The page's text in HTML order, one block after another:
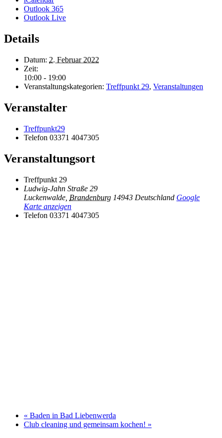
Outlook 365
Outlook Live
Details
Datum: 2. Februar 2022
Zeit:
10:00 - 19:00
Veranstaltungskategorien: Treffpunkt 29, Veranstaltungen
Veranstalter
Treffpunkt29
Telefon 03371 4047305
Veranstaltungsort
Treffpunkt 29
Ludwig-Jahn Straße 29
Luckenwalde Brandenburg 14943 Deutschland Google
Karte anzeigen
Telefon 03371 4047305
« Baden in Bad Liebenwerda
Club cleaning und gemeinsam kochen! »